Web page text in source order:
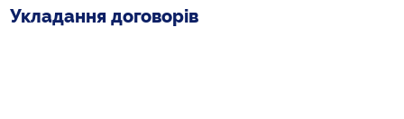
Укладання договорів